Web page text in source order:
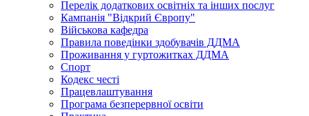
Перелік додаткових освітніх та інших послуг
Кампанія "Відкрий Європу"
Військова кафедра
Правила поведінки здобувачів ДДМА
Проживання у гуртожитках ДДМА
Спорт
Кодекс честі
Працевлаштування
Програма безперервної освіти